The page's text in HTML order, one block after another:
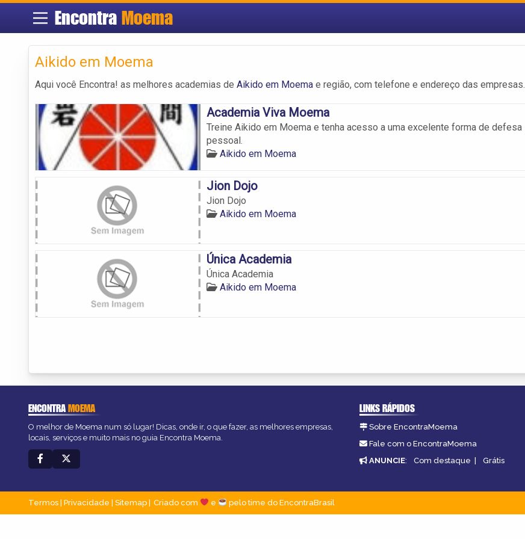
Encontra Moema
Aikido em Moema
Aqui você Encontra! as melhores academias de Aikido em Moema e região, com telefone e endereço das empresas.
Academia Viva Moema
Treine Aikido em Moema e tenha acesso a uma excelente forma de defesa
pessoal.
Aikido em Moema
Jion Dojo
Jion Dojo
Aikido em Moema
Única Academia
Única Academia
Aikido em Moema
ENCONTRAMOEMA
O melhor de Moema num só lugar! Dicas, onde ir, o que fazer, as melhores empresas,
locais, serviços e muito mais no guia Encontra Moema.
LINKS RÁPIDOS
Sobre EncontraMoema
Fale com o EncontraMoema
ANUNCIE: Com destaque | Grátis
Termos Privacidade Sitemap Criado com e pelo time do EncontraBrasil